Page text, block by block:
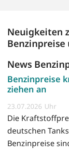
Neuigkeiten
Benzinpreise
News
Benzinpreise
ziehen an
23.07.2026
Die
deutschen
Benzinpreise